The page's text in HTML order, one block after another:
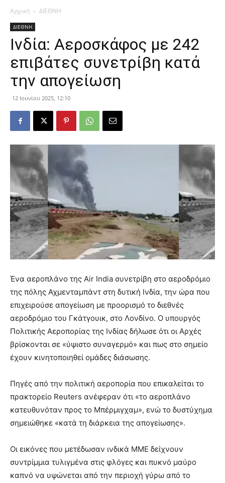
Αρχική ΔΙΕΘΝΗ
ΔΙΕΘΝΗ
Ινδία: Αεροσκάφος με 242
επιβάτες συνετρίβη κατά
την απογείωση
12 Ιουνίου 2025, 12:10
Ένα αεροπλάνο της Air India συνετρίβη στο αεροδρόμιο
της πόλης Αχμενταμπάντ στη δυτική Ινδία, την ώρα που
επιχειρούσε απογείωση με προορισμό το διεθνές
αεροδρόμιο του Γκάτγουικ, στο Λονδίνο. Ο υπουργός
Πολιτικής Αεροπορίας της Ινδίας δήλωσε ότι οι Αρχές
βρίσκονται σε «ύψιστο συναγερμό» και πως στο σημείο
έχουν κινητοποιηθεί ομάδες διάσωσης.
Πηγές από την πολιτική αεροπορία που επικαλείται το
πρακτορείο Reuters ανέφεραν ότι «το αεροπλάνο
κατευθυνόταν προς το Μπέρμιγχαμ», ενώ το δυστύχημα
σημειώθηκε «κατά τη διάρκεια της απογείωσης».
Οι εικόνες που μετέδωσαν ινδικά ΜΜΕ δείχνουν
συντρίμμια τυλιγμένα στις φλόγες και πυκνό μαύρο
καπνό να υψώνεται από την περιοχή γύρω από το